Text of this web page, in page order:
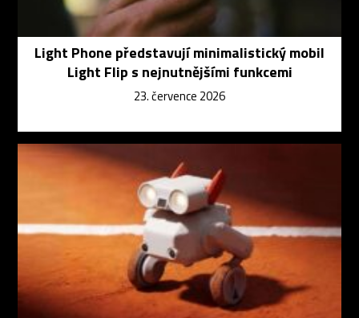
Light Phone představují minimalistický mobil
Light Flip s nejnutnějšími funkcemi
23. července 2026